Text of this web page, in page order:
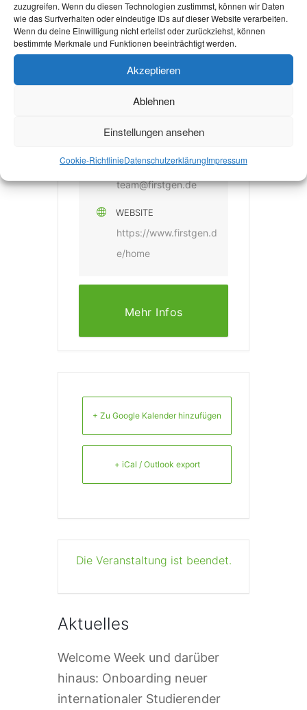
zuzugreifen. Wenn du diesen Technologien zustimmst, können wir Daten
wie das Surfverhalten oder eindeutige IDs auf dieser Website verarbeiten.
Wenn du deine Einwilligung nicht erteilst oder zurückziehst, können
bestimmte Merkmale und Funktionen beeinträchtigt werden.
Akzeptieren
Ablehnen
Einstellungen ansehen
Cookie-RichtlinieDatenschutzerklärungImpressum
http://gsp.rwth-
aachen.de/
WEITERE
VERANSTALTER
AACHEN E.V.
E-MAIL
team@firstgen.de
WEBSITE
https://www.firstgen.d
e/home
Mehr Infos
+ Zu Google Kalender hinzufügen
+ iCal / Outlook export
Die Veranstaltung ist beendet.
Aktuelles
Welcome Week und darüber
hinaus: Onboarding neuer
internationaler Studierender